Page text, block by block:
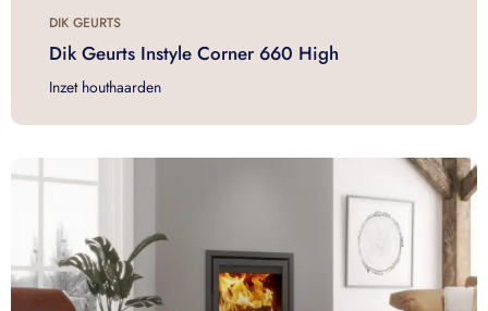
DIK GEURTS
Dik Geurts Instyle Corner 660 High
Inzet houthaarden